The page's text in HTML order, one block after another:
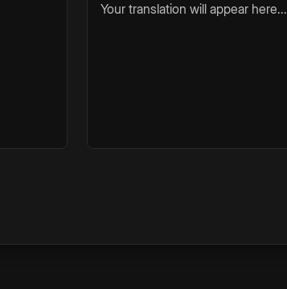
Your translation will appear here...